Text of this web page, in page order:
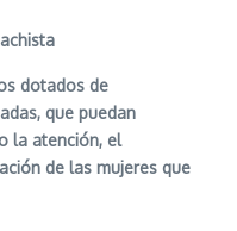
dotados de
que puedan
la atención, el
de las mujeres que